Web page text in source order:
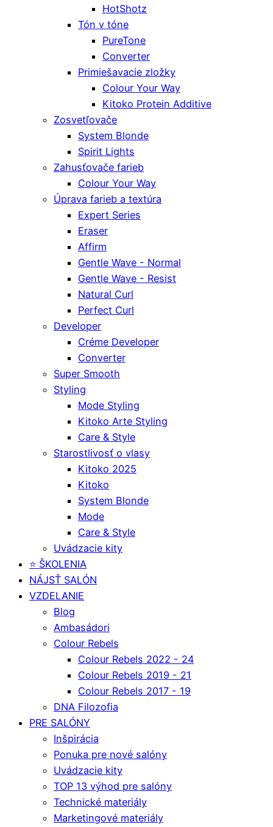
HotShotz
Tón v tóne
PureTone
Converter
Primiešavacie zložky
Colour Your Way
Kitoko Protein Additive
Zosvetľovače
System Blonde
Spirit Lights
Zahusťovače farieb
Colour Your Way
Úprava farieb a textúra
Expert Series
Eraser
Affirm
Gentle Wave - Normal
Gentle Wave - Resist
Natural Curl
Perfect Curl
Developer
Créme Developer
Converter
Super Smooth
Styling
Mode Styling
Kitoko Arte Styling
Care & Style
Starostlivosť o vlasy
Kitoko 2025
Kitoko
System Blonde
Mode
Care & Style
Uvádzacie kity
⭐️ ŠKOLENIA
NÁJSŤ SALÓN
VZDELANIE
Blog
Ambasádori
Colour Rebels
Colour Rebels 2022 - 24
Colour Rebels 2019 - 21
Colour Rebels 2017 - 19
DNA Filozofia
PRE SALÓNY
Inšpirácia
Ponuka pre nové salóny
Uvádzacie kity
TOP 13 výhod pre salóny
Technické materiály
Marketingové materiály